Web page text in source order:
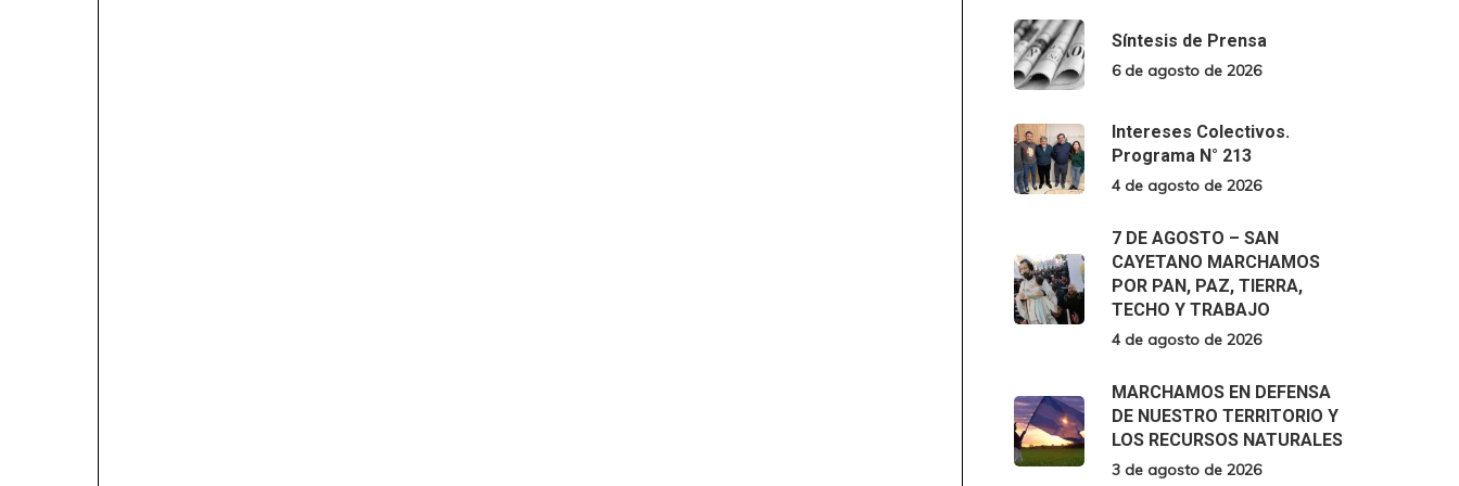
Síntesis de Prensa
6 de agosto de 2026
Intereses Colectivos.
Programa N° 213
4 de agosto de 2026
7 DE AGOSTO – SAN
CAYETANO MARCHAMOS
POR PAN, PAZ, TIERRA,
TECHO Y TRABAJO
4 de agosto de 2026
MARCHAMOS EN DEFENSA
DE NUESTRO TERRITORIO Y
LOS RECURSOS NATURALES
3 de agosto de 2026